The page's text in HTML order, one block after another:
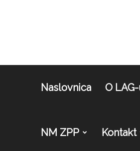
Naslovnica O LAG-
NM ZPP Kontakt